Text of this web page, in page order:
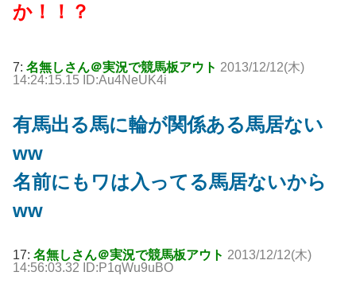
か！！？
7: 名無しさん＠実況で競馬板アウト 2013/12/12(木)
14:24:15.15 ID:Au4NeUK4i
有馬出る馬に輪が関係ある馬居ない
ww
名前にもワは入ってる馬居ないから
ww
17: 名無しさん＠実況で競馬板アウト 2013/12/12(木)
14:56:03.32 ID:P1qWu9uBO